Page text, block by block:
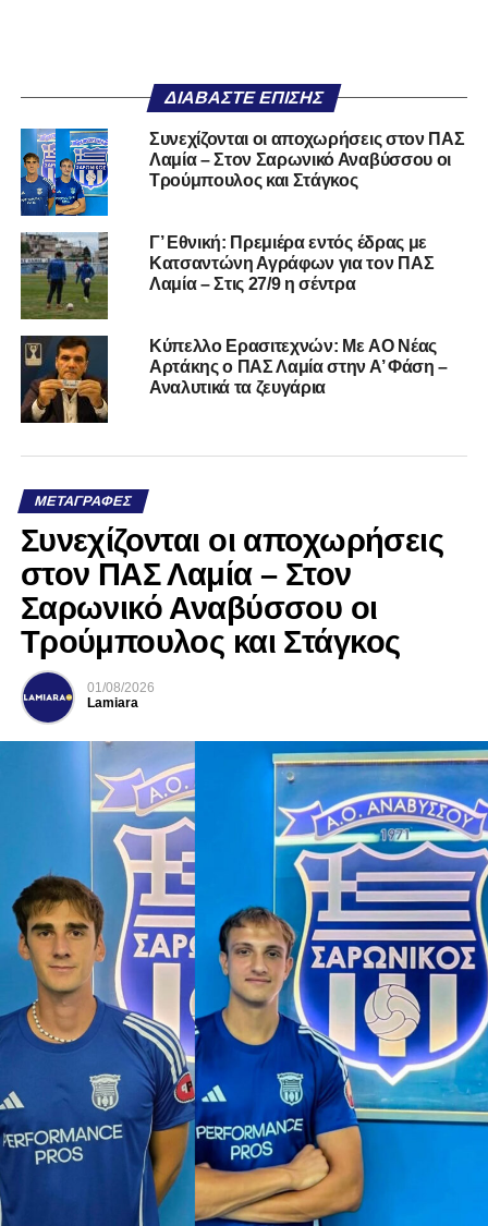
ΔΙΑΒΆΣΤΕ ΕΠΊΣΗΣ
Συνεχίζονται οι αποχωρήσεις στον ΠΑΣ
Λαμία – Στον Σαρωνικό Αναβύσσου οι
Τρούμπουλος και Στάγκος
Γ’ Εθνική: Πρεμιέρα εντός έδρας με
Κατσαντώνη Αγράφων για τον ΠΑΣ
Λαμία – Στις 27/9 η σέντρα
Kύπελλο Ερασιτεχνών: Με AO Nέας
Αρτάκης ο ΠΑΣ Λαμία στην Α’ Φάση –
Αναλυτικά τα ζευγάρια
ΜΕΤΑΓΡΑΦΈΣ
Συνεχίζονται οι αποχωρήσεις
στον ΠΑΣ Λαμία – Στον
Σαρωνικό Αναβύσσου οι
Τρούμπουλος και Στάγκος
01/08/2026
Lamiara